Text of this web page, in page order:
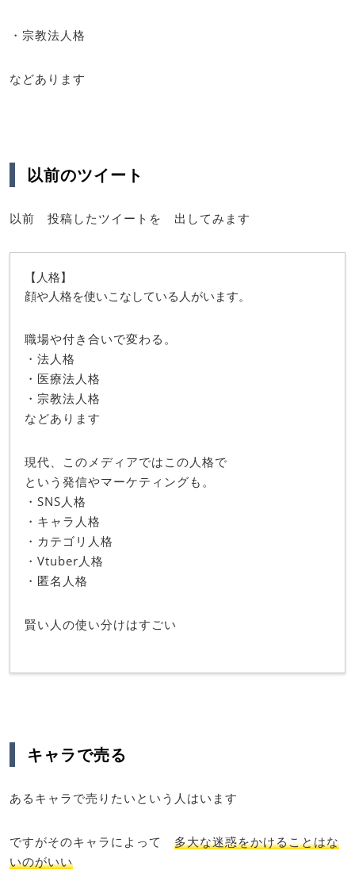
・宗教法人格
などあります
以前のツイート
以前 投稿したツイートを 出してみます
【人格】
顔や人格を使いこなしている人がいます。
職場や付き合いで変わる。
・法人格
・医療法人格
・宗教法人格
などあります
現代、このメディアではこの人格で
という発信やマーケティングも。
・SNS人格
・キャラ人格
・カテゴリ人格
・Vtuber人格
・匿名人格
賢い人の使い分けはすごい
キャラで売る
あるキャラで売りたいという人はいます
ですがそのキャラによって 多大な迷惑をかけることはな
いのがいい